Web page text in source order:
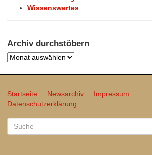
Wissenswertes
Archiv durchstöbern
Archiv
Startseite Newsarchiv
Impressum
Datenschutzerklärung